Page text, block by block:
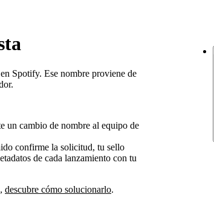
Spotify. Ese nombre proviene de
un cambio de nombre al equipo de
confirme la solicitud, tu sello
de cada lanzamiento con tu
descubre cómo solucionarlo.